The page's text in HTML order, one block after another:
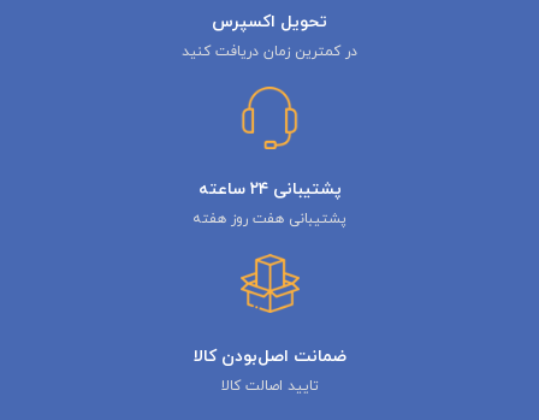
تحویل اکسپرس
در کمترین زمان دریافت کنید
پشتیبانی ۲۴ ساعته
پشتیبانی هفت روز هفته
ضمانت اصل‌بودن کالا
تایید اصالت کالا